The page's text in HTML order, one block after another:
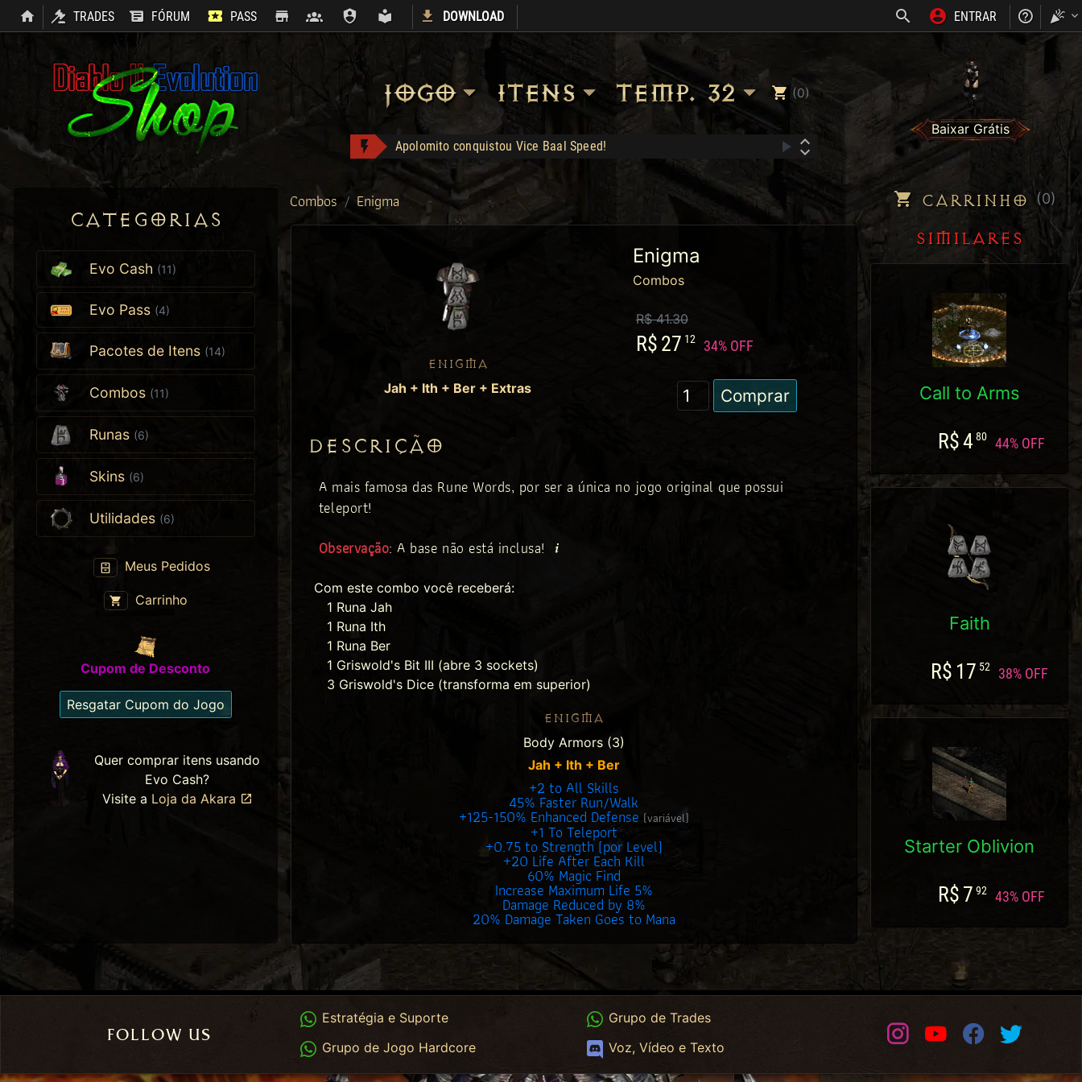
TRADES FÓRUM PASS SHOP CLANS ARMORY LIBRARY DOWNLOAD ENTRAR
JOGO ITENS TEMP. 32 (0)
Heart of the Oak - Compra: 400
mattar10 conquistou Dark Wanderer!
Shop: "Hire do Ato 5."
Ogre's Chief Boots - Compra: 350
EGC1 conquistou Dark Wanderer!
Apolomito conquistou Vice Baal Speed!
Baixar Grátis
CATEGORIAS
Evo Cash (11)
Evo Pass (4)
Pacotes de Itens (14)
Combos (11)
Runas (6)
Skins (6)
Utilidades (6)
Meus Pedidos
Carrinho
Cupom de Desconto
Resgatar Cupom do Jogo
Quer comprar itens usando
Evo Cash?
Visite a Loja da Akara
Combos Enigma CARRINHO (0)
ENIGMA
Jah + Ith + Ber + Extras
Enigma
Combos
R$ 41.30
R$ 27 12 34% OFF
Comprar
DESCRIÇÃO
A mais famosa das Rune Words, por ser a única no jogo original que possui
teleport!
Observação: A base não está inclusa!
Com este combo você receberá:
1 Runa Jah
1 Runa Ith
1 Runa Ber
1 Griswold's Bit III (abre 3 sockets)
3 Griswold's Dice (transforma em superior)
ENIGMA
Body Armors (3)
Jah + Ith + Ber
+2 to All Skills
45% Faster Run/Walk
+125-150% Enhanced Defense (variável)
+1 To Teleport
+0.75 to Strength (por Level)
+20 Life After Each Kill
60% Magic Find
Increase Maximum Life 5%
Damage Reduced by 8%
20% Damage Taken Goes to Mana
SIMILARES
Call to Arms
R$4 80 44% OFF
Faith
R$ 17 52 38% OFF
Starter Oblivion
R$ 7 92 43% OFF
FOLLOW US
WhatsApp
Estratégia e Suporte WhatsApp Trades
Grupo de Trades
WhatsApp HC
Grupo de Jogo Hardcore Discord
Voz, Vídeo e Texto
InstagramYoutubeFacebook